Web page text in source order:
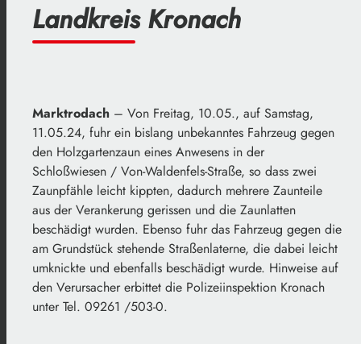
Landkreis Kronach
Marktrodach – Von Freitag, 10.05., auf Samstag,
11.05.24, fuhr ein bislang unbekanntes Fahrzeug gegen
den Holzgartenzaun eines Anwesens in der
Schloßwiesen / Von-Waldenfels-Straße, so dass zwei
Zaunpfähle leicht kippten, dadurch mehrere Zaunteile
aus der Verankerung gerissen und die Zaunlatten
beschädigt wurden. Ebenso fuhr das Fahrzeug gegen die
am Grundstück stehende Straßenlaterne, die dabei leicht
umknickte und ebenfalls beschädigt wurde. Hinweise auf
den Verursacher erbittet die Polizeiinspektion Kronach
unter Tel. 09261 /503-0.